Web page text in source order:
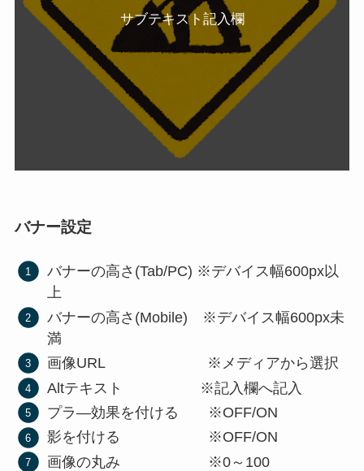
サブテキスト記入欄
バナー設定
バナーの高さ(Tab/PC) ※デバイス幅600px以
上
バナーの高さ(Mobile) ※デバイス幅600px未
満
画像URL ※メディアから選択
Altテキスト ※記入欄へ記入
プラ―効果を付ける ※OFF/ON
影を付ける ※OFF/ON
画像の丸み ※0～100